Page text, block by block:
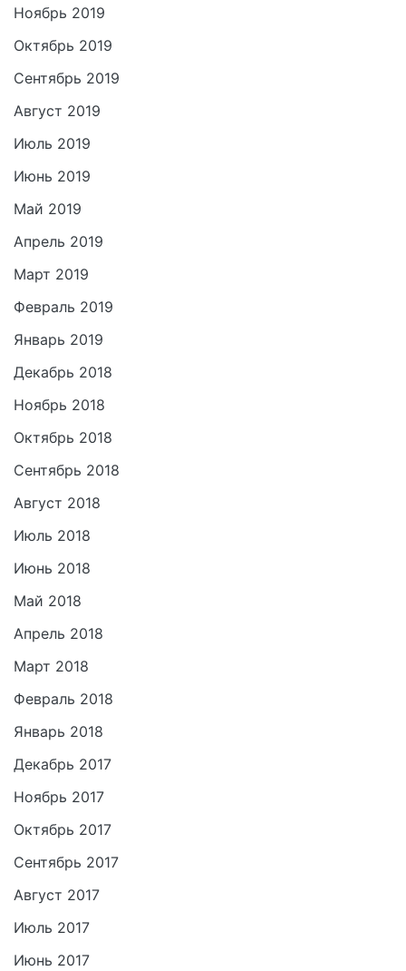
Ноябрь 2019
Октябрь 2019
Сентябрь 2019
Август 2019
Июль 2019
Июнь 2019
Май 2019
Апрель 2019
Март 2019
Февраль 2019
Январь 2019
Декабрь 2018
Ноябрь 2018
Октябрь 2018
Сентябрь 2018
Август 2018
Июль 2018
Июнь 2018
Май 2018
Апрель 2018
Март 2018
Февраль 2018
Январь 2018
Декабрь 2017
Ноябрь 2017
Октябрь 2017
Сентябрь 2017
Август 2017
Июль 2017
Июнь 2017